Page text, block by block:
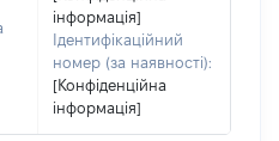
інформація]
Ідентифікаційний
номер (за наявності):
[Конфіденційна
інформація]